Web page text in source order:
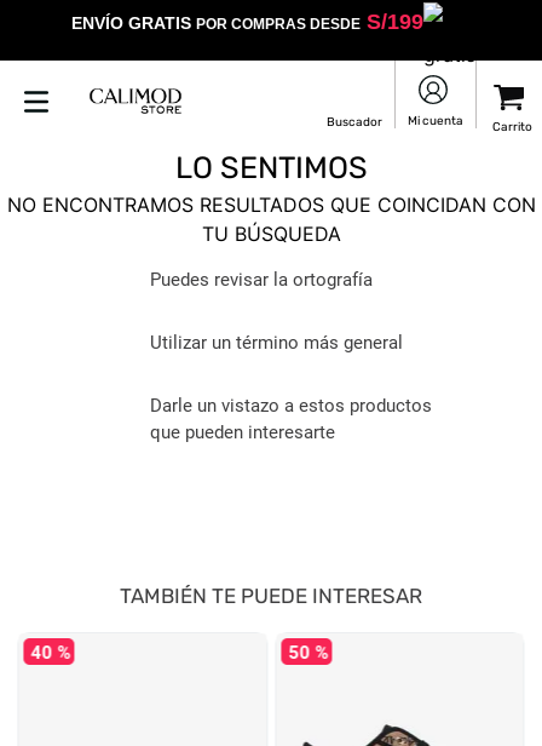
ENVÍO GRATIS POR COMPRAS DESDES/199
LO SENTIMOS
NO ENCONTRAMOS RESULTADOS QUE COINCIDAN CON
TU BÚSQUEDA
Puedes revisar la ortografía
Utilizar un término más general
Darle un vistazo a estos productos
que pueden interesarte
TAMBIÉN TE PUEDE INTERESAR
40 % 50 %